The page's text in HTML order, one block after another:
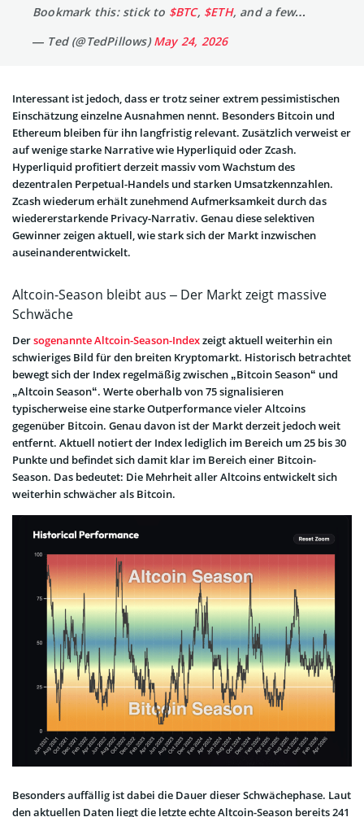
Bookmark this: stick to $BTC, $ETH, and a few…
— Ted (@TedPillows)May 24, 2026
Interessant ist jedoch, dass er trotz seiner extrem pessimistischen
Einschätzung einzelne Ausnahmen nennt. Besonders Bitcoin und
Ethereum bleiben für ihn langfristig relevant. Zusätzlich verweist er
auf wenige starke Narrative wie Hyperliquid oder Zcash.
Hyperliquid profitiert derzeit massiv vom Wachstum des
dezentralen Perpetual-Handels und starken Umsatzkennzahlen.
Zcash wiederum erhält zunehmend Aufmerksamkeit durch das
wiedererstarkende Privacy-Narrativ. Genau diese selektiven
Gewinner zeigen aktuell, wie stark sich der Markt inzwischen
auseinanderentwickelt.
Altcoin-Season bleibt aus – Der Markt zeigt massive
Schwäche
Dersogenannte Altcoin-Season-Indexzeigt aktuell weiterhin ein
schwieriges Bild für den breiten Kryptomarkt. Historisch betrachtet
bewegt sich der Index regelmäßig zwischen „Bitcoin Season“ und
„Altcoin Season“. Werte oberhalb von 75 signalisieren
typischerweise eine starke Outperformance vieler Altcoins
gegenüber Bitcoin. Genau davon ist der Markt derzeit jedoch weit
entfernt. Aktuell notiert der Index lediglich im Bereich um 25 bis 30
Punkte und befindet sich damit klar im Bereich einer Bitcoin-
Season. Das bedeutet: Die Mehrheit aller Altcoins entwickelt sich
weiterhin schwächer als Bitcoin.
Besonders auffällig ist dabei die Dauer dieser Schwächephase. Laut
den aktuellen Daten liegt die letzte echte Altcoin-Season bereits 241